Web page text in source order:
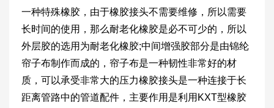
一种特殊橡胶，由于橡胶接头不需要维修，所以需要
长时间的使用，那么耐老化橡胶是必不可少的，所以
外层胶的选用为耐老化橡胶;中间增强胶部分是由锦纶
帘子布制作而成的，帘子布是一种韧性非常好的材
质，可以承受非常大的压力橡胶接头是一种连接于长
距离管路中的管道配件，主要作用是利用KXT型橡胶